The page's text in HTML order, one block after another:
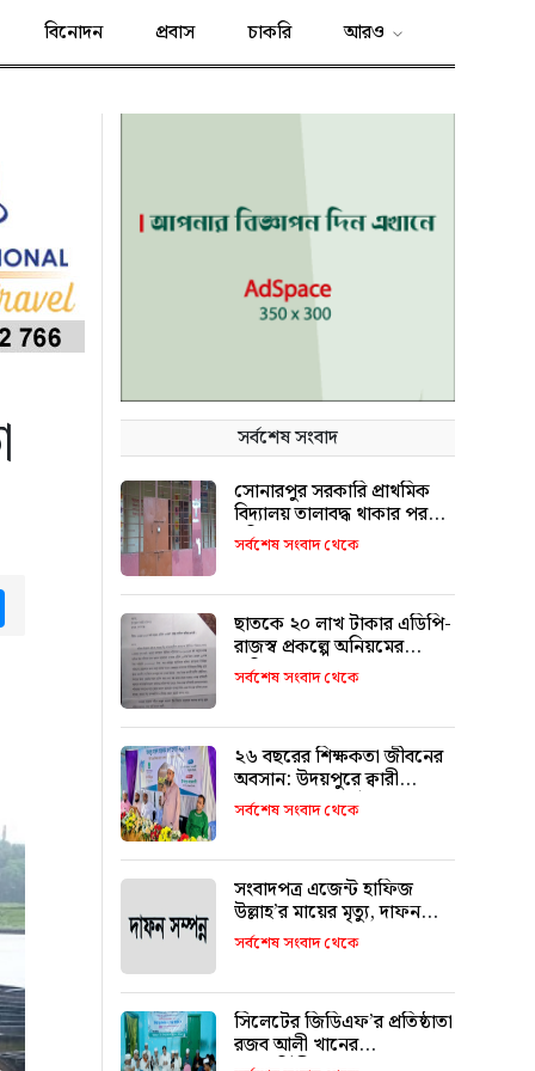
বিনোদন প্রবাস চাকরি আরও
সর্বশেষ সংবাদ
সোনারপুর সরকারি প্রাথমিক
বিদ্যালয় তালাবদ্ধ থাকার পরও
চুরি
সর্বশেষ সংবাদ থেকে
ছাতকে ২০ লাখ টাকার এডিপি-
রাজস্ব প্রকল্পে অনিয়মের
অভিযোগ
সর্বশেষ সংবাদ থেকে
২৬ বছরের শিক্ষকতা জীবনের
অবসান: উদয়পুরে ক্বারী
মাওলানা ফখরুল ইসলামকে
আবেগঘন বিদায়
সর্বশেষ সংবাদ থেকে
সংবাদপত্র এজেন্ট হাফিজ
উল্লাহ’র মায়ের মৃত্যু, দাফন
সম্পন্ন
সর্বশেষ সংবাদ থেকে
সিলেটের জিডিএফ’র প্রতিষ্ঠাতা
রজব আলী খানের